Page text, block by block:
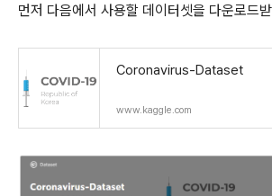
먼저 다음에서 사용할 데이터셋을 다운로드
Coronavirus-Dataset
www.kaggle.com